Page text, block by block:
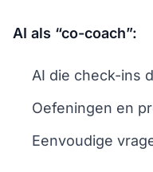
AI als “co-coach”:
AI die check-ins
Oefeningen en
Eenvoudige